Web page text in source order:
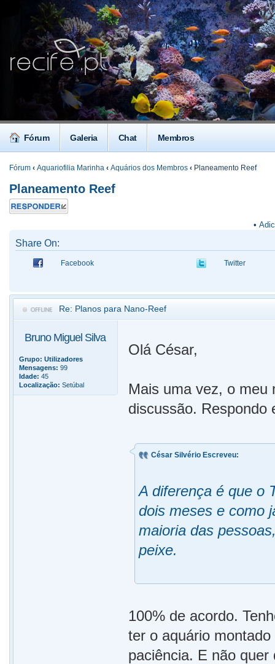
Fórum Galeria Chat Membros
Fórum ‹ Aquariofilia Marinha ‹ Aquários dos Membros ‹ Planeamento Reef
Planeamento Reef
Responder
•
Share On:
Facebook Twitter
Re: Planos para Nano-Reef
Bruno Miguel Silva
Grupo: Utilizadores
Mensagens: 99
Idade: 45
Localização: Setúbal
Olá César,
Mais uma vez, o meu
discussão. Respondo
César Silvério Escreveu:
A diferença é que o
dois meses e como
maioria das
peixe.
100% de acordo.
ter o aquário
paciência. E não